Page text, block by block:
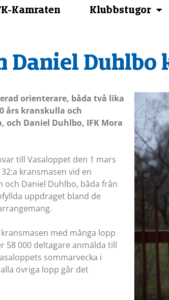
Kamraten Klubbstugor
Daniel
orienterare, båda två lika
års kranskulla och
och Daniel Duhlbo, IFK Mora
till Vasaloppet den 1 mars
kransmasen vid en
och Daniel Duhlbo, båda från
uppdraget bland de
med många lopp
58 000 deltagare anmälda till
sommarvecka i
övriga lopp går det